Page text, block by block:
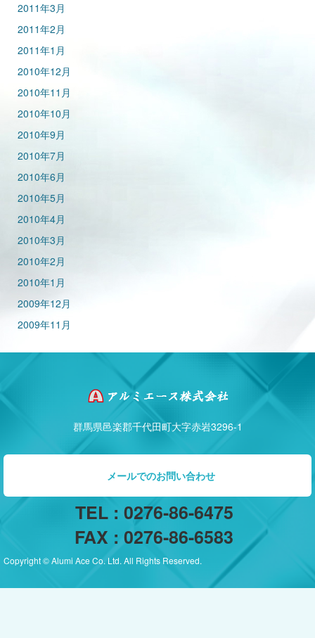
2011年3月
2011年2月
2011年1月
2010年12月
2010年11月
2010年10月
2010年9月
2010年7月
2010年6月
2010年5月
2010年4月
2010年3月
2010年2月
2010年1月
2009年12月
2009年11月
群馬県邑楽郡千代田町大字赤岩3296-1
メールでのお問い合わせ
TEL : 0276-86-6475
FAX : 0276-86-6583
Copyright © Alumi Ace Co. Ltd. All Rights Reserved.